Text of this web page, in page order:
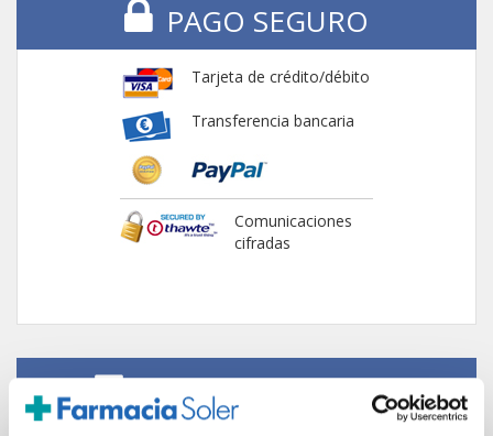
PAGO SEGURO
Tarjeta de crédito/débito
Transferencia bancaria
Comunicaciones
cifradas
ENVIOS Y DESTINOS